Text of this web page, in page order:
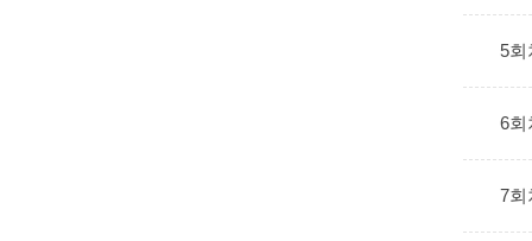
5회
6회
7회